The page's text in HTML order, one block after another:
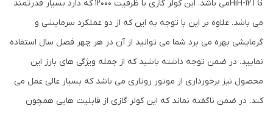
HiH-12TGمی باشد. این کولر گازی با ظرفیت 12000 که دارد بسیار قدرتمند
می باشد. علاوه بر این با توجه به این که از دو عملکرد سرمایشی و
گرمایشی بهره می برد شما می توانید از آن در هر چهر فصل سال استفاده
نمایید. در ضمن توجه داشته باشید که از جمله ویژگی های بارز این
محصول نیز برخورداری از موتور روتاری می باشد که بسیار عالی عمل می
کند. در ضمن ناگفته نماند که این کولر گازی از قابلیت هایی همچون